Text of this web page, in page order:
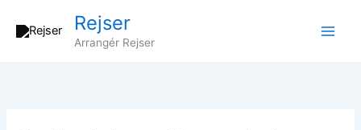
Rejser
Arrangér Rejser